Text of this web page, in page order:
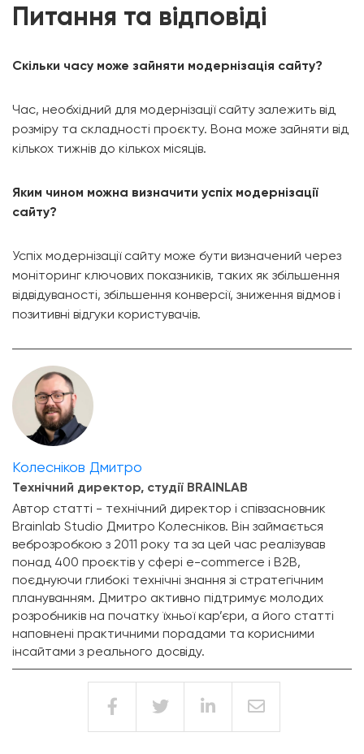
Питання та відповіді
Скільки часу може зайняти модернізація сайту?
Час, необхідний для модернізації сайту залежить від
розміру та складності проєкту. Вона може зайняти від
кількох тижнів до кількох місяців.
Яким чином можна визначити успіх модернізації
сайту?
Успіх модернізації сайту може бути визначений через
моніторинг ключових показників, таких як збільшення
відвідуваності, збільшення конверсії, зниження відмов і
позитивні відгуки користувачів.
Колесніков Дмитро
Технічний директор, студії BRAINLAB
Автор статті - технічний директор і співзасновник
Brainlab Studio Дмитро Колесніков. Він займається
веброзробкою з 2011 року та за цей час реалізував
понад 400 проєктів у сфері e-commerce і B2B,
поєднуючи глибокі технічні знання зі стратегічним
плануванням. Дмитро активно підтримує молодих
розробників на початку їхньої кар’єри, а його статті
наповнені практичними порадами та корисними
інсайтами з реального досвіду.